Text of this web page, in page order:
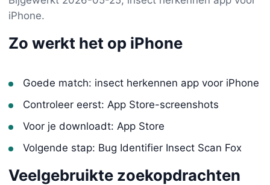
iPhone.
Zo werkt het op iPhone
Goede match: insect herkennen app voor iPhone
Controleer eerst: App Store-screenshots
Voor je downloadt: App Store
Volgende stap: Bug Identifier Insect Scan Fox
Veelgebruikte zoekopdrachten